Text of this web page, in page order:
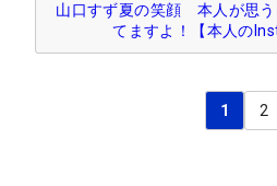
山口すず夏の笑顔 本人が思う
てますよ！【本人の
1 2